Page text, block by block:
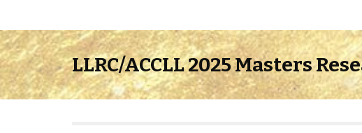
LLRC/ACCLL 2025 Masters